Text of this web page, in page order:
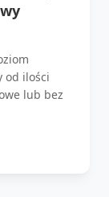
od ilości
lub bez